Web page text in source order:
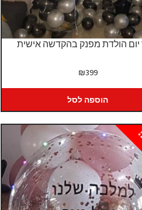
הולדת מפנק בהקדשה אישית
₪399
הוספה לסל